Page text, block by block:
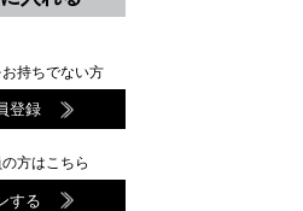
持ちでない方
登録
方はこちら
する